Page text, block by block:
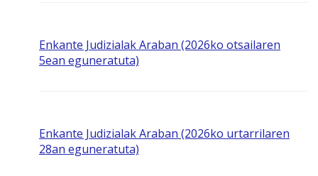
Enkante Judizialak Araban (2026ko otsailaren
5ean eguneratuta)
Enkante Judizialak Araban (2026ko urtarrilaren
28an eguneratuta)